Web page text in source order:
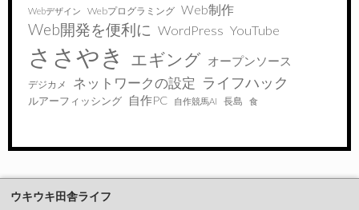
Webデザイン Webプログラミング Web制作
Web開発を便利に WordPress YouTube
ささやき エギング オープンソース
デジカメ ネットワークの設定 ライフハック
ルアーフィッシング 自作PC 自作競馬AI 長島 食
ウキウキ田舎ライフ